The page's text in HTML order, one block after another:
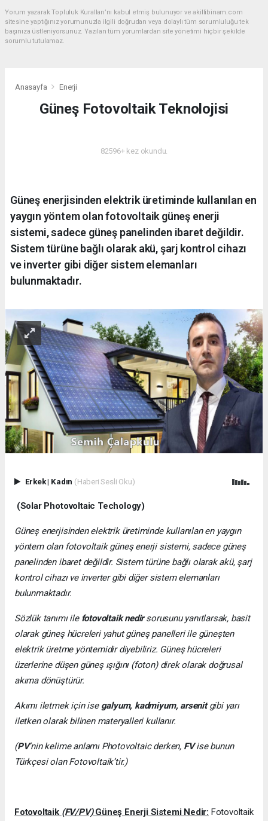
Yorum yazarak Topluluk Kuralları’nı kabul etmiş bulunuyor ve akillibinam.com
sitesine yaptığınız yorumunuzla ilgili doğrudan veya dolaylı tüm sorumluluğu tek
başınıza üstleniyorsunuz. Yazılan tüm yorumlardan site yönetimi hiçbir şekilde
sorumlu tutulamaz.
Anasayfa Enerji
Güneş Fotovoltaik Teknolojisi
82596+ kez okundu.
Güneş enerjisinden elektrik üretiminde kullanılan en
yaygın yöntem olan fotovoltaik güneş enerji
sistemi, sadece güneş panelinden ibaret değildir.
Sistem türüne bağlı olarak akü, şarj kontrol cihazı
ve inverter gibi diğer sistem elemanları
bulunmaktadır.
Erkek| Kadın (Haberi Sesli Oku)
(Solar Photovoltaic Techology)
Güneş enerjisinden elektrik üretiminde kullanılan en yaygın
yöntem olan fotovoltaik güneş enerji sistemi, sadece güneş
panelinden ibaret değildir. Sistem türüne bağlı olarak akü, şarj
kontrol cihazı ve inverter gibi diğer sistem elemanları
bulunmaktadır.
Sözlük tanımı ile fotovoltaik nedirsorusunu yanıtlarsak, basit
olarak güneş hücreleri yahut güneş panelleri ile güneşten
elektrik üretme yöntemidir diyebiliriz. Güneş hücreleri
üzerlerine düşen güneş ışığını (foton) direk olarak doğrusal
akıma dönüştürür.
Akımı iletmek için ise galyum, kadmiyum, arsenitgibi yarı
iletken olarak bilinen materyalleri kullanır.
(PV’nin kelime anlamı Photovoltaic derken, FVise bunun
Türkçesi olan Fotovoltaik’tir.)
Fotovoltaik (FV/PV)Güneş Enerji Sistemi Nedir: Fotovoltaik